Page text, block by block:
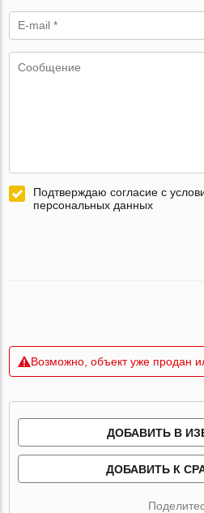
Подтверждаю согласие с
персональных данных
Возможно, объект уже продан
ДОБАВИТЬ В
ДОБАВИТЬ К